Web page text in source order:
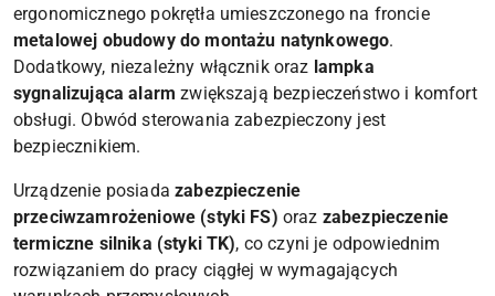
ergonomicznego pokrętła umieszczonego na froncie
metalowej obudowy do montażu natynkowego.
Dodatkowy, niezależny włącznik oraz lampka
sygnalizująca alarm zwiększają bezpieczeństwo i komfort
obsługi. Obwód sterowania zabezpieczony jest
bezpiecznikiem.
Urządzenie posiadazabezpieczenie
przeciwzamrożeniowe (styki FS) oraz zabezpieczenie
termiczne silnika (styki TK), co czyni je odpowiednim
rozwiązaniem do pracy ciągłej w wymagających